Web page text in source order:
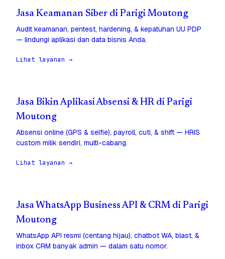
Jasa Keamanan Siber di Parigi Moutong
Audit keamanan, pentest, hardening, & kepatuhan UU PDP
— lindungi aplikasi dan data bisnis Anda.
Lihat layanan →
Jasa Bikin Aplikasi Absensi & HR di Parigi
Moutong
Absensi online (GPS & selfie), payroll, cuti, & shift — HRIS
custom milik sendiri, multi-cabang.
Lihat layanan →
Jasa WhatsApp Business API & CRM di Parigi
Moutong
WhatsApp API resmi (centang hijau), chatbot WA, blast, &
inbox CRM banyak admin — dalam satu nomor.